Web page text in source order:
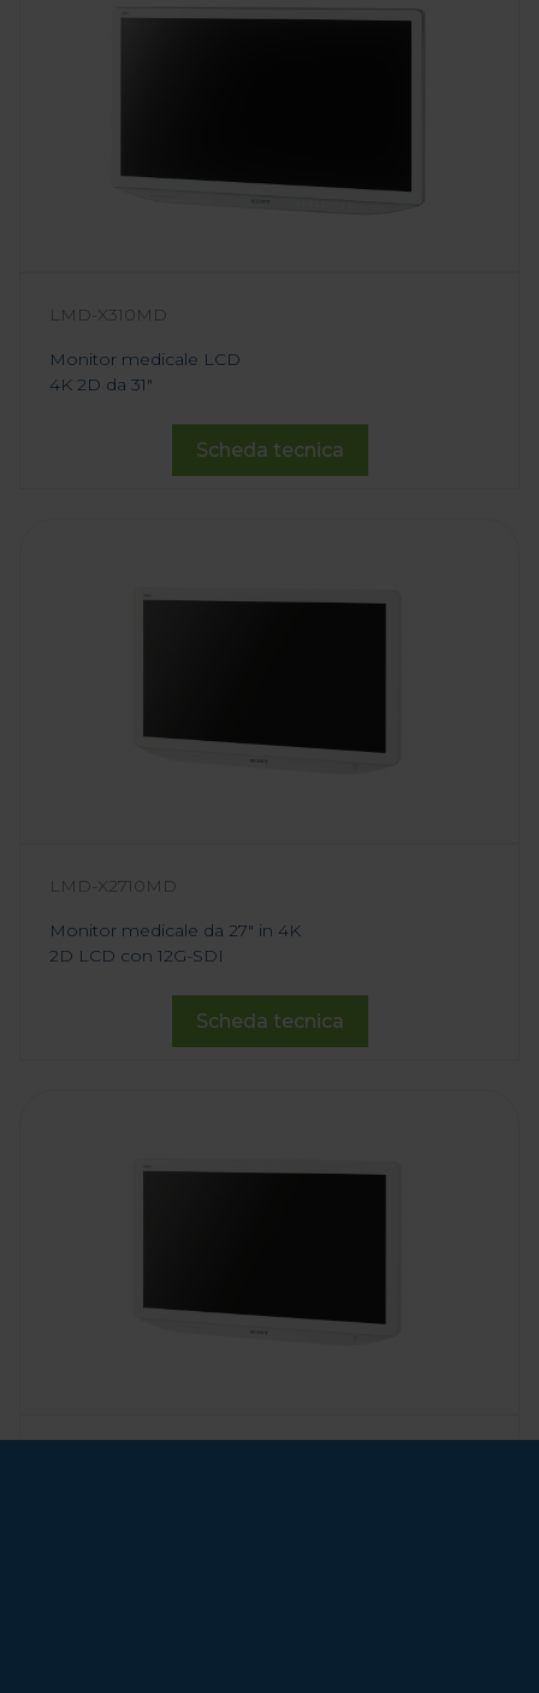
LMD-X310MD
Monitor medicale LCD
4K 2D da 31"
Scheda tecnica
LMD-X2710MD
Monitor medicale da 27" in 4K
2D LCD con 12G-SDI
Scheda tecnica